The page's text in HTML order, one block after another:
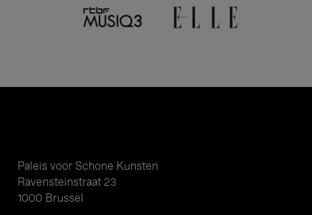
Paleis voor Schone Kunsten
Ravensteinstraat 23
1000 Brussel